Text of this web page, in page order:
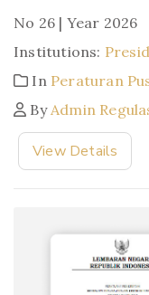
No 26 | Year 2026
Institutions:
In Peraturan
ByAdmin
View Details